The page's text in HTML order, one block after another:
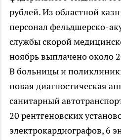
рублей. Из областной
персонал фельдшерско-
службы скорой
ноябрь выплачено около
В больницы и
новая диагностическая
санитарный
20 рентгеновских
электрокардиографов, 6